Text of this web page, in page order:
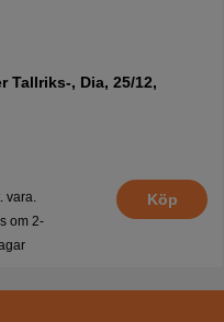
Tallriks-, Dia, 25/12,
vara.
om 2-
Köp